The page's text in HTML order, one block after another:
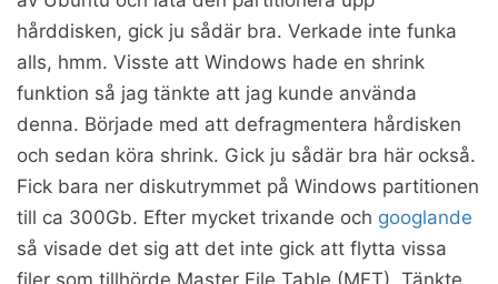
hårddisken, gick ju sådär bra. Verkade inte funka
alls, hmm. Visste att Windows hade en shrink
funktion så jag tänkte att jag kunde använda
denna. Började med att defragmentera hårdisken
och sedan köra shrink. Gick ju sådär bra här också.
Fick bara ner diskutrymmet på Windows partitionen
till ca 300Gb. Efter mycket trixande och googlande
så visade det sig att det inte gick att flytta vissa
filer som tillhörde Master File Table (MFT). Tänkte